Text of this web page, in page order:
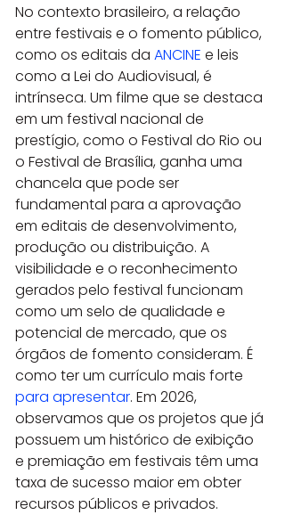
No contexto brasileiro, a relação
entre festivais e o fomento público,
como os editais da ANCINE e leis
como a Lei do Audiovisual, é
intrínseca. Um filme que se destaca
em um festival nacional de
prestígio, como o Festival do Rio ou
o Festival de Brasília, ganha uma
chancela que pode ser
fundamental para a aprovação
em editais de desenvolvimento,
produção ou distribuição. A
visibilidade e o reconhecimento
gerados pelo festival funcionam
como um selo de qualidade e
potencial de mercado, que os
órgãos de fomento consideram. É
como ter um currículo mais forte
para apresentar. Em 2026,
observamos que os projetos que já
possuem um histórico de exibição
e premiação em festivais têm uma
taxa de sucesso maior em obter
recursos públicos e privados.